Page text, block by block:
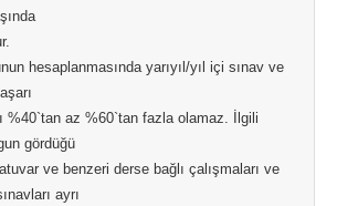
hesaplanmasında yarıyıl/yıl içi sınav ve
%40`tan az %60`tan fazla olamaz. İlgili
gördüğü
ve benzeri derse bağlı çalışmaları ve
ayrı